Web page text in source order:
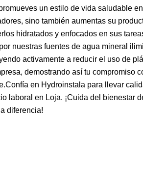
un estilo de vida saludable
sino también aumentas su
hidratados y enfocados en sus
nuestras fuentes de agua mineral
activamente a reducir el uso de
demostrando así tu compromiso
en Hydroinstala para llevar
laboral en Loja. ¡Cuida del bienestar
diferencia!